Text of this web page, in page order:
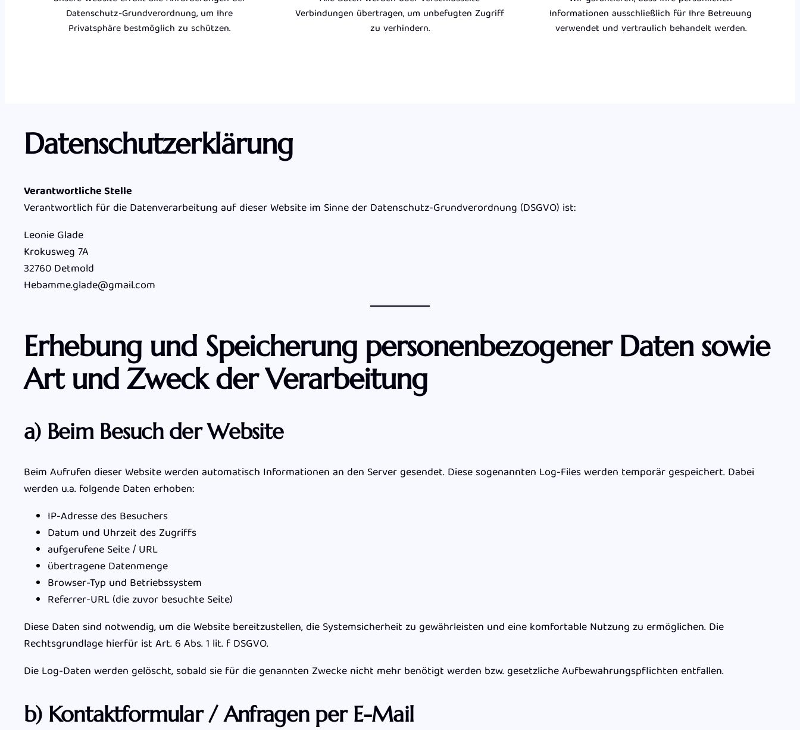
Datenschutz-Grundverordnung, um Ihre
Privatsphäre bestmöglich zu schützen.
Verbindungen übertragen, um unbefugten Zugriff
zu verhindern.
Informationen ausschließlich für Ihre Betreuung
verwendet und vertraulich behandelt werden.
Datenschutzerklärung
Verantwortliche Stelle
Verantwortlich für die Datenverarbeitung auf dieser Website im Sinne der Datenschutz-Grundverordnung (DSGVO) ist:
Leonie Glade
Krokusweg 7A
32760 Detmold
Hebamme.glade@gmail.com
Erhebung und Speicherung personenbezogener Daten sowie
Art und Zweck der Verarbeitung
a) Beim Besuch der Website
Beim Aufrufen dieser Website werden automatisch Informationen an den Server gesendet. Diese sogenannten Log-Files werden temporär gespeichert. Dabei
werden u.a. folgende Daten erhoben:
IP-Adresse des Besuchers
Datum und Uhrzeit des Zugriffs
aufgerufene Seite / URL
übertragene Datenmenge
Browser-Typ und Betriebssystem
Referrer-URL (die zuvor besuchte Seite)
Diese Daten sind notwendig, um die Website bereitzustellen, die Systemsicherheit zu gewährleisten und eine komfortable Nutzung zu ermöglichen. Die
Rechtsgrundlage hierfür ist Art. 6 Abs. 1 lit. f DSGVO.
Die Log-Daten werden gelöscht, sobald sie für die genannten Zwecke nicht mehr benötigt werden bzw. gesetzliche Aufbewahrungspflichten entfallen.
b) Kontaktformular / Anfragen per E-Mail